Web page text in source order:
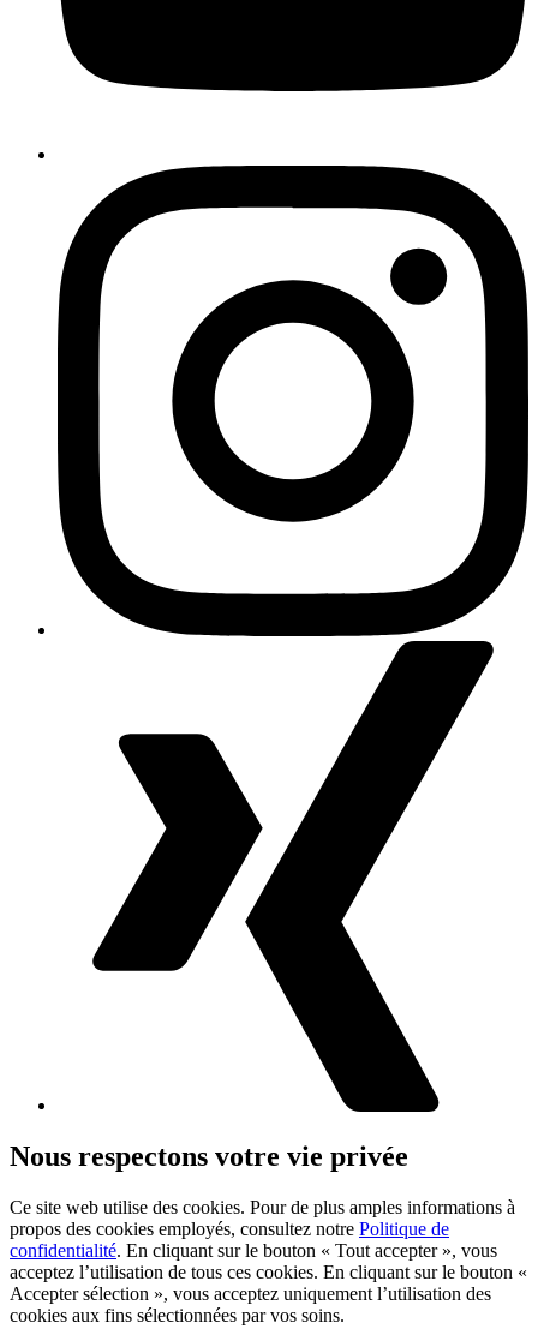
Nous respectons votre vie privée
Ce site web utilise des cookies. Pour de plus amples informations à
propos des cookies employés, consultez notre Politique de
confidentialité. En cliquant sur le bouton « Tout accepter », vous
acceptez l’utilisation de tous ces cookies. En cliquant sur le bouton «
Accepter sélection », vous acceptez uniquement l’utilisation des
cookies aux fins sélectionnées par vos soins.